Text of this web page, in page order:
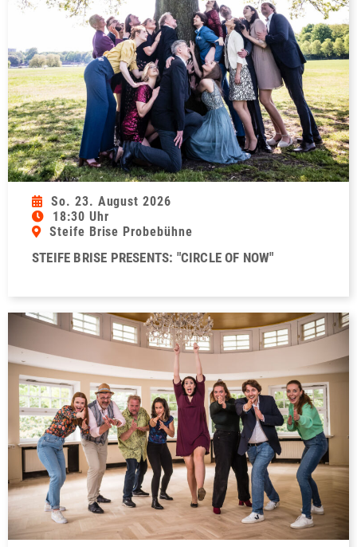
So. 23. August 2026
18:30 Uhr
Steife Brise Probebühne
STEIFE BRISE PRESENTS: "CIRCLE OF NOW"